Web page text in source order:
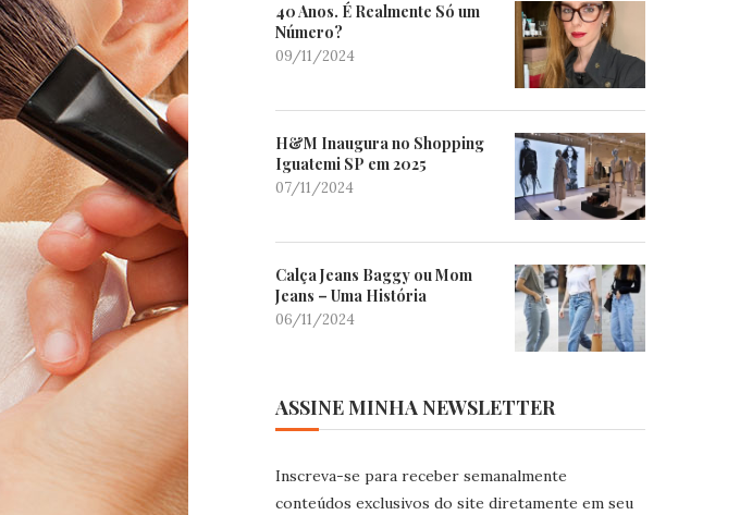
40 Anos. É Realmente Só um
Número?
09/11/2024
H&M Inaugura no Shopping
Iguatemi SP em 2025
07/11/2024
Calça Jeans Baggy ou Mom
Jeans – Uma História
06/11/2024
ASSINE MINHA NEWSLETTER
Inscreva-se para receber semanalmente
conteúdos exclusivos do site diretamente em seu